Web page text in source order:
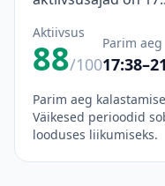
Aktiivsus
88/100
Parim aeg
Parim aeg
Väikesed perioodid
looduses liikumiseks.